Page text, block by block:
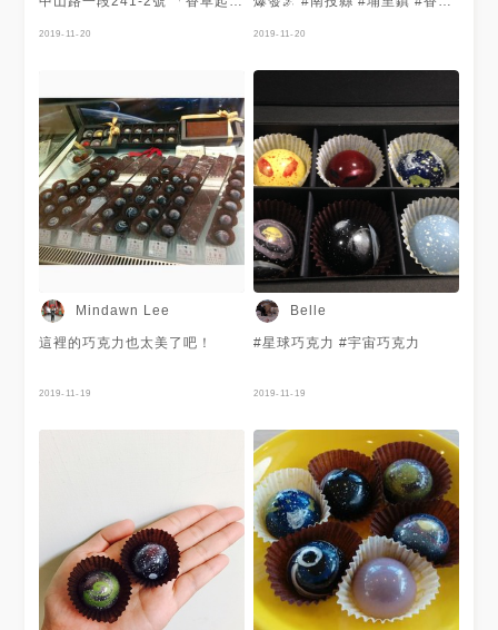
態度佳 【要吃就要吃的精緻】
2019-11-20
#life #like #cestlavie
#universe
2019-11-20
Mindawn Lee
這裡的巧克力也太美了吧！
2019-11-19
Belle
#星球巧克力 #宇宙巧克力
2019-11-19